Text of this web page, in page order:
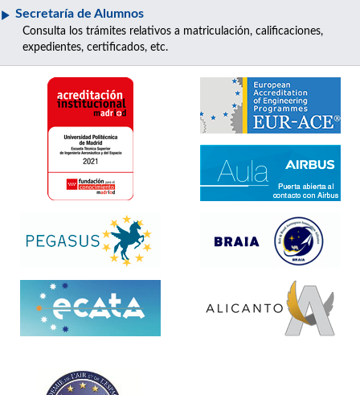
Secretaría de Alumnos
Consulta los trámites relativos a matriculación, calificaciones,
expedientes, certificados, etc.